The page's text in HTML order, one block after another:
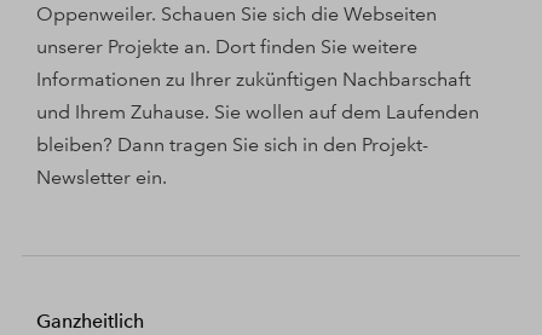
Oppenweiler. Schauen Sie sich die Webseiten
unserer Projekte an. Dort finden Sie weitere
Informationen zu Ihrer zukünftigen Nachbarschaft
und Ihrem Zuhause. Sie wollen auf dem Laufenden
bleiben? Dann tragen Sie sich in den Projekt-
Newsletter ein.
Ganzheitlich